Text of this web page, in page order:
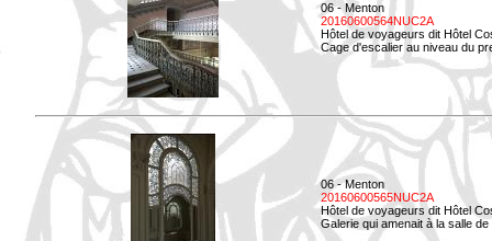
06 - Menton
20160600564NUC2A
Hôtel de voyageurs dit Hôtel
Cage d'escalier au niveau du
06 - Menton
20160600565NUC2A
Hôtel de voyageurs dit Hôtel
Galerie qui amenait à la salle